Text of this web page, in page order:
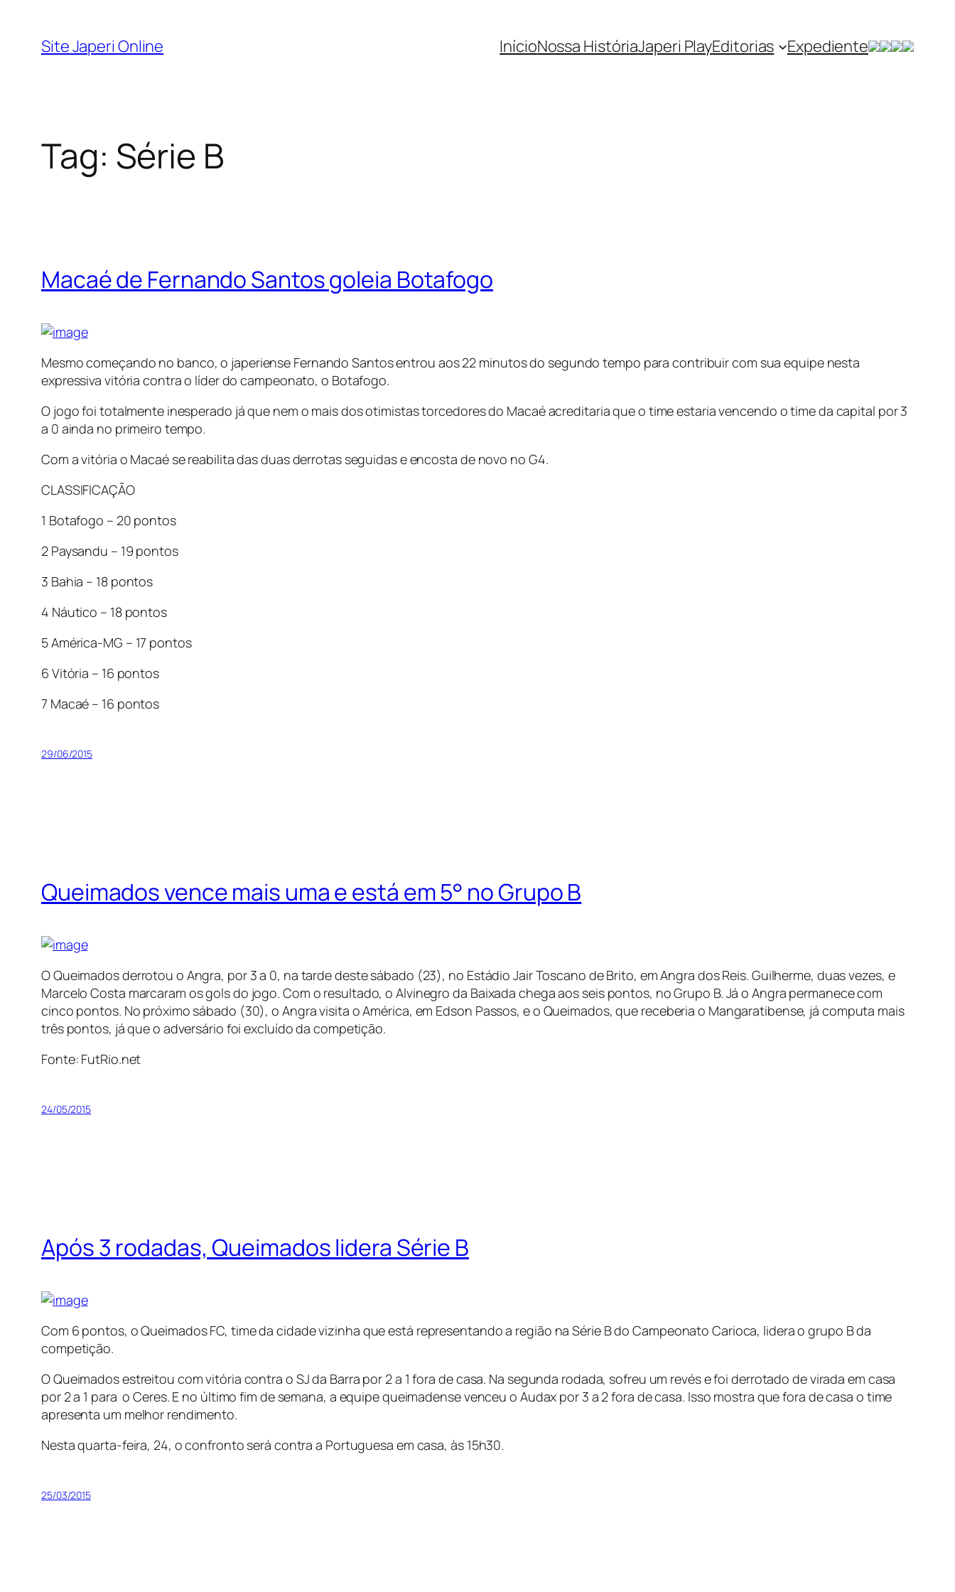
Site Japeri Online InícioNossa HistóriaJaperi PlayEditorias Expediente
Tag: Série B
Macaé de Fernando Santos goleia Botafogo
Mesmo começando no banco, o japeriense Fernando Santos entrou aos 22 minutos do segundo tempo para contribuir com sua equipe nesta
expressiva vitória contra o líder do campeonato, o Botafogo.
O jogo foi totalmente inesperado já que nem o mais dos otimistas torcedores do Macaé acreditaria que o time estaria vencendo o time da capital por 3
a 0 ainda no primeiro tempo.
Com a vitória o Macaé se reabilita das duas derrotas seguidas e encosta de novo no G4.
CLASSIFICAÇÃO
1 Botafogo – 20 pontos
2 Paysandu – 19 pontos
3 Bahia – 18 pontos
4 Náutico – 18 pontos
5 América-MG – 17 pontos
6 Vitória – 16 pontos
7 Macaé – 16 pontos
29/06/2015
Queimados vence mais uma e está em 5° no Grupo B
O Queimados derrotou o Angra, por 3 a 0, na tarde deste sábado (23), no Estádio Jair Toscano de Brito, em Angra dos Reis. Guilherme, duas vezes, e
Marcelo Costa marcaram os gols do jogo. Com o resultado, o Alvinegro da Baixada chega aos seis pontos, no Grupo B. Já o Angra permanece com
cinco pontos. No próximo sábado (30), o Angra visita o América, em Edson Passos, e o Queimados, que receberia o Mangaratibense, já computa mais
três pontos, já que o adversário foi excluído da competição.
Fonte: FutRio.net
24/05/2015
Após 3 rodadas, Queimados lidera Série B
Com 6 pontos, o Queimados FC, time da cidade vizinha que está representando a região na Série B do Campeonato Carioca, lidera o grupo B da
competição.
O Queimados estreitou com vitória contra o SJ da Barra por 2 a 1 fora de casa. Na segunda rodada, sofreu um revés e foi derrotado de virada em casa
por 2 a 1 para o Ceres. E no último fim de semana, a equipe queimadense venceu o Audax por 3 a 2 fora de casa. Isso mostra que fora de casa o time
apresenta um melhor rendimento.
Nesta quarta-feira, 24, o confronto será contra a Portuguesa em casa, às 15h30.
25/03/2015